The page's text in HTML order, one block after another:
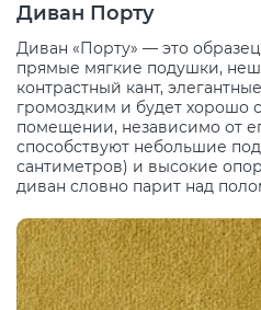
Диван Порту
Диван «Порту» — это
прямые мягкие подушки,
контрастный кант,
громоздким и будет хорошо
помещении, независимо от
способствуют небольшие
сантиметров) и высокие
диван словно парит над